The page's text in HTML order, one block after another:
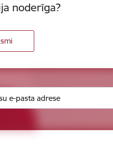
noderīga?